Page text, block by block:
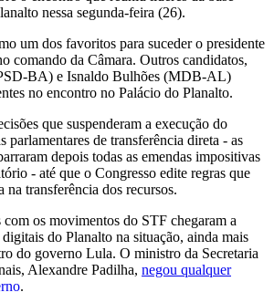
nessa segunda-feira (26).
um dos favoritos para suceder o presidente
comando da Câmara. Outros candidatos,
BA) e Isnaldo Bulhões (MDB-AL)
no encontro no Palácio do Planalto.
que suspenderam a execução do
parlamentares de transferência direta - as
depois todas as emendas impositivas
- até que o Congresso edite regras que
na transferência dos recursos.
com os movimentos do STF chegaram a
do Planalto na situação, ainda mais
do governo Lula. O ministro da Secretaria
Alexandre Padilha, negou qualquer
.